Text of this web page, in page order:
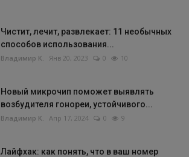
Чистит, лечит, развлекает: 11 необычных
способов использования...
Владимир К. Янв 20, 2023 0 10
Новый микрочип поможет выявлять
возбудителя гонореи, устойчивого...
Владимир К. Апр 17, 2024 0 9
Лайфхак: как понять, что в ваш номер